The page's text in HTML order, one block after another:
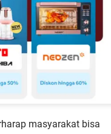
masyarakat bisa